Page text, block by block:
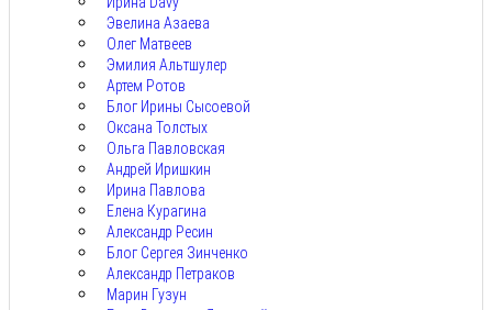
Эвелина Азаева
Олег Матвеев
Эмилия Альтшулер
Артем Ротов
Блог Ирины Сысоевой
Оксана Толстых
Ольга Павловская
Андрей Иришкин
Ирина Павлова
Елена Курагина
Александр Ресин
Блог Сергея Зинченко
Александр Петраков
Марин Гузун